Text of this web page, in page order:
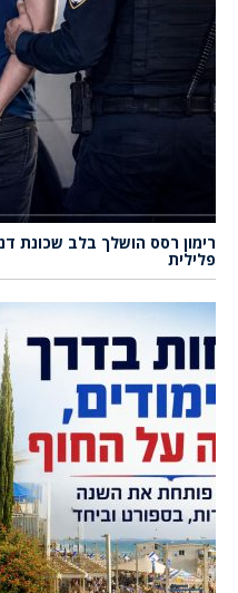
רימון רסס הושלך בלב שכונת
פלילית